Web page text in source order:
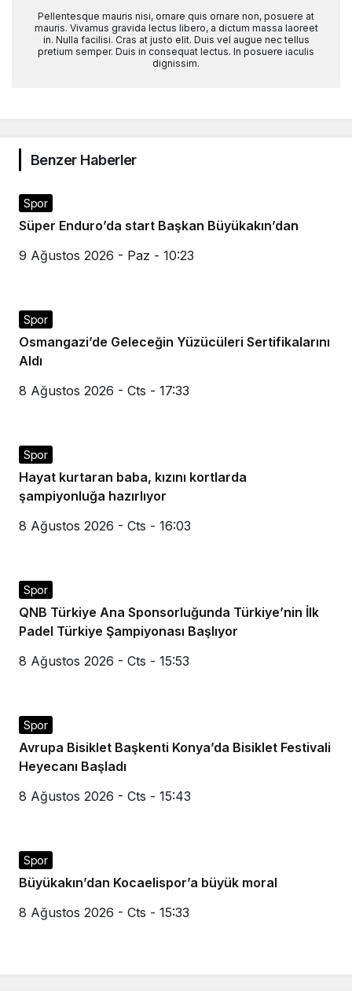
Pellentesque mauris nisi, ornare quis ornare non, posuere at
mauris. Vivamus gravida lectus libero, a dictum massa laoreet
in. Nulla facilisi. Cras at justo elit. Duis vel augue nec tellus
pretium semper. Duis in consequat lectus. In posuere iaculis
dignissim.
Benzer Haberler
Spor
Süper Enduro’da start Başkan Büyükakın’dan
9 Ağustos 2026 - Paz - 10:23
Spor
Osmangazi’de Geleceğin Yüzücüleri Sertifikalarını
Aldı
8 Ağustos 2026 - Cts - 17:33
Spor
Hayat kurtaran baba, kızını kortlarda
şampiyonluğa hazırlıyor
8 Ağustos 2026 - Cts - 16:03
Spor
QNB Türkiye Ana Sponsorluğunda Türkiye’nin İlk
Padel Türkiye Şampiyonası Başlıyor
8 Ağustos 2026 - Cts - 15:53
Spor
Avrupa Bisiklet Başkenti Konya’da Bisiklet Festivali
Heyecanı Başladı
8 Ağustos 2026 - Cts - 15:43
Spor
Büyükakın’dan Kocaelispor’a büyük moral
8 Ağustos 2026 - Cts - 15:33